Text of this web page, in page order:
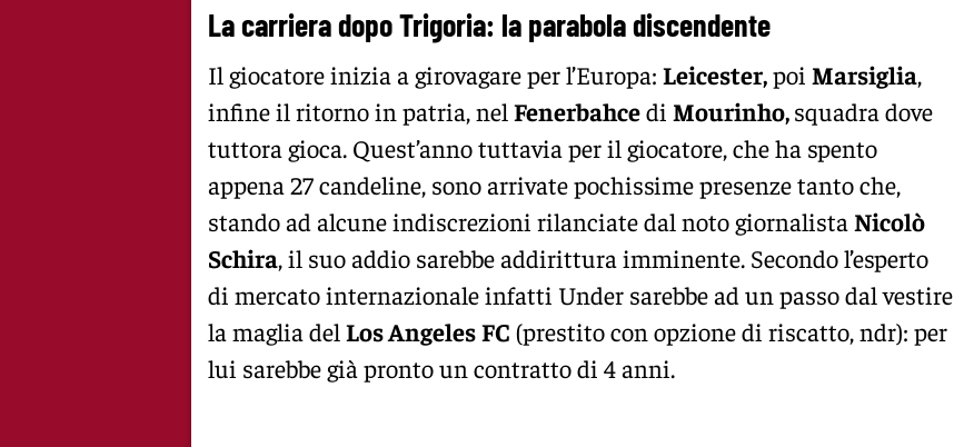
La carriera dopo Trigoria: la parabola discendente
Il giocatore inizia a girovagare per l’Europa: Leicester,poi Marsiglia,
infine il ritorno in patria, nel Fenerbahcedi Mourinho,squadra dove
tuttora gioca. Quest’anno tuttavia per il giocatore, che ha spento
appena 27 candeline, sono arrivate pochissime presenze tanto che,
stando ad alcune indiscrezioni rilanciate dal noto giornalista Nicolò
Schira, il suo addio sarebbe addirittura imminente. Secondo l’esperto
di mercato internazionale infatti Under sarebbe ad un passo dal vestire
la maglia del Los AngelesFC (prestito con opzione di riscatto, ndr): per
lui sarebbe già pronto un contratto di 4 anni.